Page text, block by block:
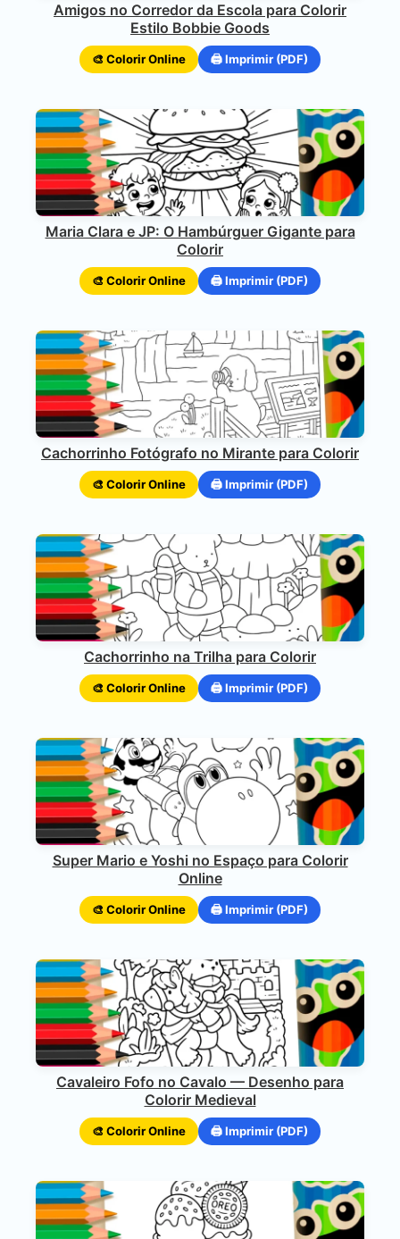
Amigos no Corredor da Escola para Colorir
Estilo Bobbie Goods
🎨 Colorir Online 🖨️ Imprimir (PDF)
Maria Clara e JP: O Hambúrguer Gigante para
Colorir
🎨 Colorir Online 🖨️ Imprimir (PDF)
Cachorrinho Fotógrafo no Mirante para Colorir
🎨 Colorir Online 🖨️ Imprimir (PDF)
Cachorrinho na Trilha para Colorir
🎨 Colorir Online 🖨️ Imprimir (PDF)
Super Mario e Yoshi no Espaço para Colorir
Online
🎨 Colorir Online 🖨️ Imprimir (PDF)
Cavaleiro Fofo no Cavalo — Desenho para
Colorir Medieval
🎨 Colorir Online 🖨️ Imprimir (PDF)